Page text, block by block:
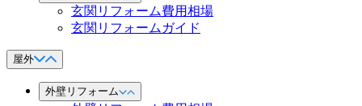
玄関リフォーム費用相場
玄関リフォームガイド
屋外
外壁リフォーム